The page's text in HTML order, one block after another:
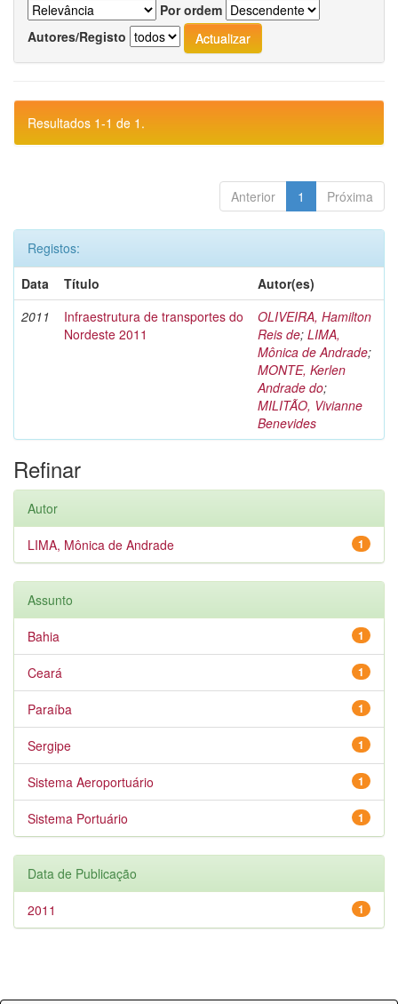
Por ordem
Autores/Registo
Resultados 1-1 de 1.
Anterior 1 Próxima
Registos:
Data
Título
Autor(es)
2011
Infraestrutura de transportes do
Nordeste 2011
OLIVEIRA, Hamilton
Reis de; LIMA,
Mônica de Andrade;
MONTE, Kerlen
Andrade do;
MILITÃO, Vivianne
Benevides
Refinar
Autor
1
LIMA, Mônica de Andrade
Assunto
1
Bahia
1
Ceará
1
Paraíba
1
Sergipe
1
Sistema Aeroportuário
1
Sistema Portuário
Data de Publicação
1
2011